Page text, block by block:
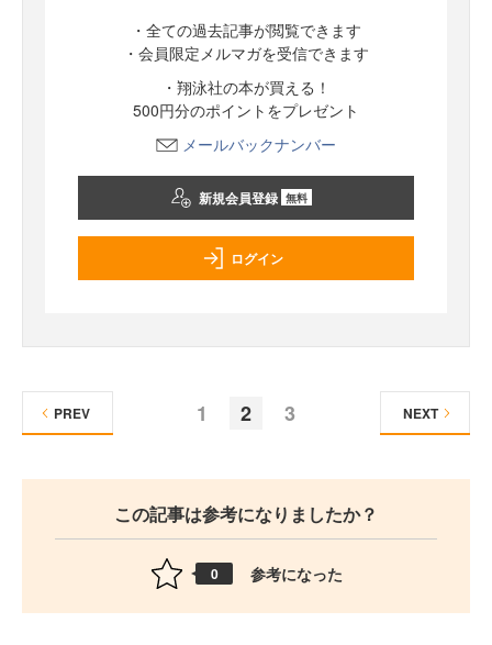
・全ての過去記事が閲覧できます
・会員限定メルマガを受信できます
・翔泳社の本が買える！
500円分のポイントをプレゼント
メールバックナンバー
新規会員登録 無料
ログイン
1 2 3
PREV NEXT
この記事は参考になりましたか？
0 参考になった